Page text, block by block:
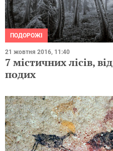
ПОДОРОЖІ
21 жовтня 2016, 11:40
7 містичних лісів,
подих